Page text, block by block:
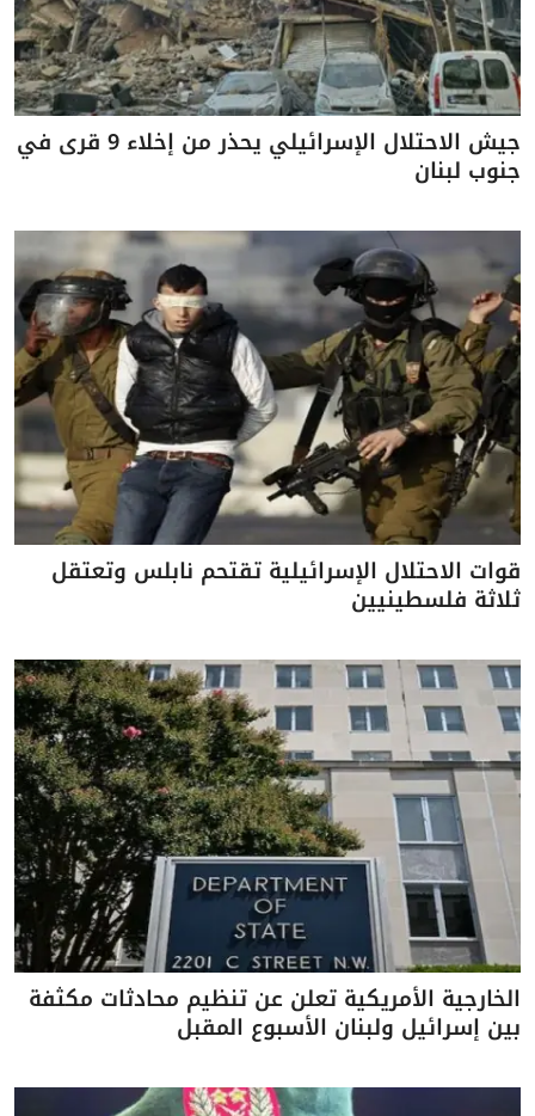
جيش الاحتلال الإسرائيلي يحذر من إخلاء 9 قرى في
جنوب لبنان
قوات الاحتلال الإسرائيلية تقتحم نابلس وتعتقل
ثلاثة فلسطينيين
الخارجية الأمريكية تعلن عن تنظيم محادثات مكثفة
بين إسرائيل ولبنان الأسبوع المقبل